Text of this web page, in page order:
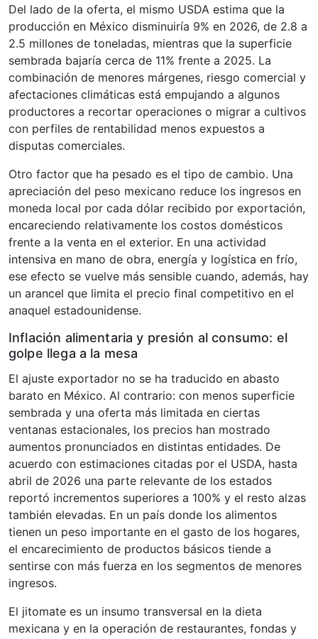
Del lado de la oferta, el mismo USDA estima que la
producción en México disminuiría 9% en 2026, de 2.8 a
2.5 millones de toneladas, mientras que la superficie
sembrada bajaría cerca de 11% frente a 2025. La
combinación de menores márgenes, riesgo comercial y
afectaciones climáticas está empujando a algunos
productores a recortar operaciones o migrar a cultivos
con perfiles de rentabilidad menos expuestos a
disputas comerciales.
Otro factor que ha pesado es el tipo de cambio. Una
apreciación del peso mexicano reduce los ingresos en
moneda local por cada dólar recibido por exportación,
encareciendo relativamente los costos domésticos
frente a la venta en el exterior. En una actividad
intensiva en mano de obra, energía y logística en frío,
ese efecto se vuelve más sensible cuando, además, hay
un arancel que limita el precio final competitivo en el
anaquel estadounidense.
Inflación alimentaria y presión al consumo: el
golpe llega a la mesa
El ajuste exportador no se ha traducido en abasto
barato en México. Al contrario: con menos superficie
sembrada y una oferta más limitada en ciertas
ventanas estacionales, los precios han mostrado
aumentos pronunciados en distintas entidades. De
acuerdo con estimaciones citadas por el USDA, hasta
abril de 2026 una parte relevante de los estados
reportó incrementos superiores a 100% y el resto alzas
también elevadas. En un país donde los alimentos
tienen un peso importante en el gasto de los hogares,
el encarecimiento de productos básicos tiende a
sentirse con más fuerza en los segmentos de menores
ingresos.
El jitomate es un insumo transversal en la dieta
mexicana y en la operación de restaurantes, fondas y